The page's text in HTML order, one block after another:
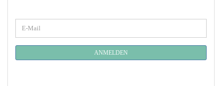
ZUR
E-
Mail
ANMELDEN